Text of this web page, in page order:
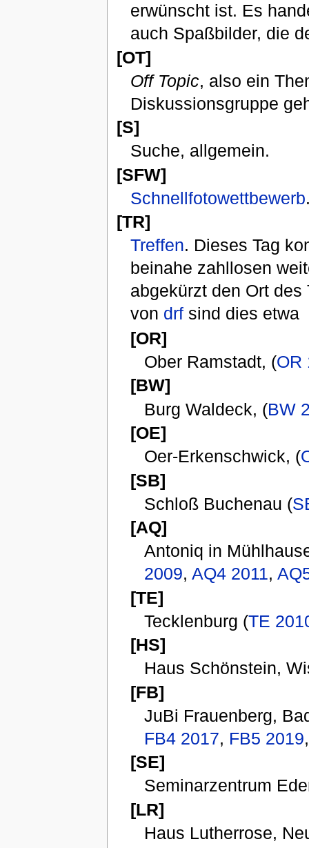
erwünscht ist. Es
auch Spaßbilder, die
[OT]
Off Topic, also ein
Diskussionsgruppe
[S]
Suche, allgemein.
[SFW]
Schnellfotowettbewerb
[TR]
Treffen. Dieses Tag
beinahe zahllosen
abgekürzt den Ort
von drfsind dies etwa
[OR]
Ober Ramstadt, (OR
[BW]
Burg Waldeck, (BW
[OE]
Oer-Erkenschwick, (
[SB]
Schloß Buchenau (
[AQ]
Antoniq in
2009,AQ4 2011,
[TE]
Tecklenburg (TE
[HS]
Haus Schönstein,
[FB]
JuBi Frauenberg,
FB4 2017, FB5 2019
[SE]
Seminarzentrum
[LR]
Haus Lutherrose,